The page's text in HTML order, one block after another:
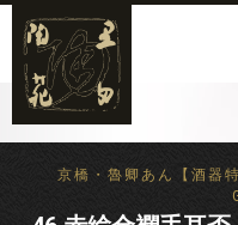
京橋・魯卿あん【酒